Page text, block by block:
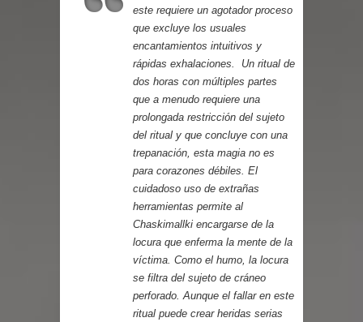
este requiere un agotador proceso
que excluye los usuales
encantamientos intuitivos y
rápidas exhalaciones. Un ritual de
dos horas con múltiples partes
que a menudo requiere una
prolongada restricción del sujeto
del ritual y que concluye con una
trepanación, esta magia no es
para corazones débiles. El
cuidadoso uso de extrañas
herramientas permite al
Chaskimallki encargarse de la
locura que enferma la mente de la
víctima. Como el humo, la locura
se filtra del sujeto de cráneo
perforado. Aunque el fallar en este
ritual puede crear heridas serias